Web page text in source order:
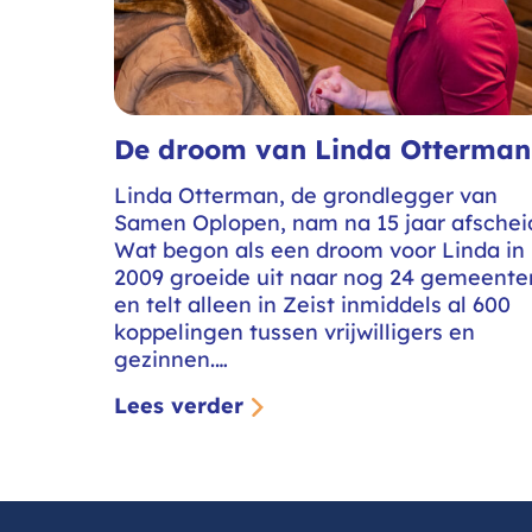
Overig
Vacatures
Verhalen
Vrijwilligers
De droom van Linda Otterman
Linda Otterman, de grondlegger van
Samen Oplopen, nam na 15 jaar
Wat begon als een droom voor Linda in
2009 groeide uit naar nog 24
en telt alleen in Zeist inmiddels al 600
koppelingen tussen vrijwilligers en
gezinnen.…
Lees verder